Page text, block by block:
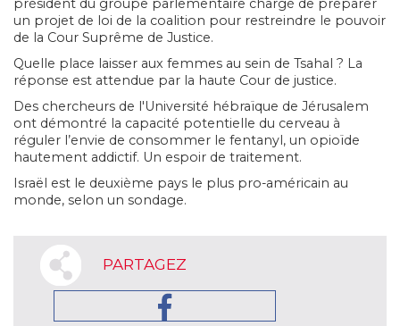
président du groupe parlementaire chargé de préparer
un projet de loi de la coalition pour restreindre le pouvoir
de la Cour Suprême de Justice.
Quelle place laisser aux femmes au sein de Tsahal ? La
réponse est attendue par la haute Cour de justice.
Des chercheurs de l'Université hébraïque de Jérusalem
ont démontré la capacité potentielle du cerveau à
réguler l’envie de consommer le fentanyl, un opioïde
hautement addictif. Un espoir de traitement.
Israël est le deuxième pays le plus pro-américain au
monde, selon un sondage.
PARTAGEZ